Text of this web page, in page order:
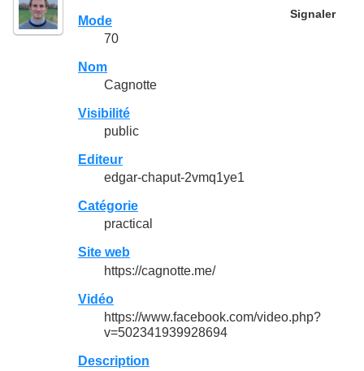
Signaler
Mode
70
Nom
Cagnotte
Visibilité
public
Editeur
edgar-chaput-2vmq1ye1
Catégorie
practical
Site web
https://cagnotte.me/
Vidéo
https://www.facebook.com/video.php?
v=502341939928694
Description